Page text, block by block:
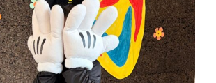
olhar
para
além
do
óbvio